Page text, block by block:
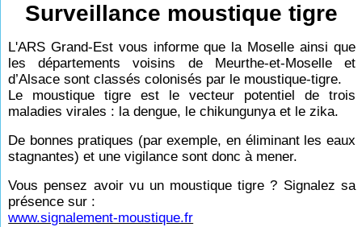
Surveillance moustique tigre
L'ARS Grand-Est vous informe que la Moselle ainsi que
les départements voisins de Meurthe-et-Moselle et
d’Alsace sont classés colonisés par le moustique-tigre.
Le moustique tigre est le vecteur potentiel de trois
maladies virales : la dengue, le chikungunya et le zika.
De bonnes pratiques (par exemple, en éliminant les eaux
stagnantes) et une vigilance sont donc à mener.
Vous pensez avoir vu un moustique tigre ? Signalez sa
présence sur :
www.signalement-moustique.fr